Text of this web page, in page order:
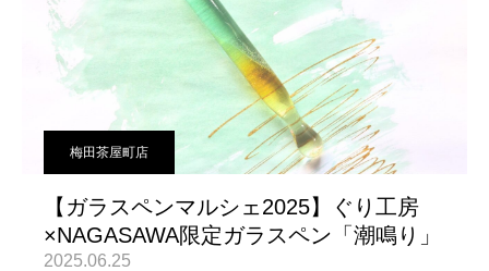
梅田茶屋町店
【ガラスペンマルシェ2025】ぐり工房
×NAGASAWA限定ガラスペン「潮鳴り」
2025.06.25